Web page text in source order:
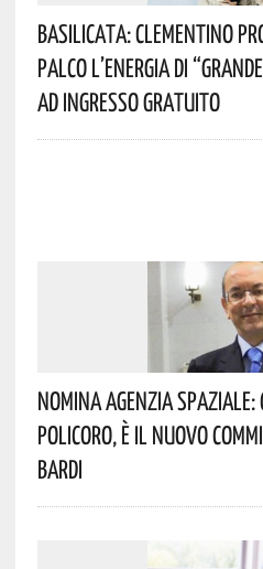
Basilicata: Clementino
Palco L’energia Di
Ad Ingresso Gratuito
Nomina Agenzia
Policoro, È Il Nuovo
Bardi